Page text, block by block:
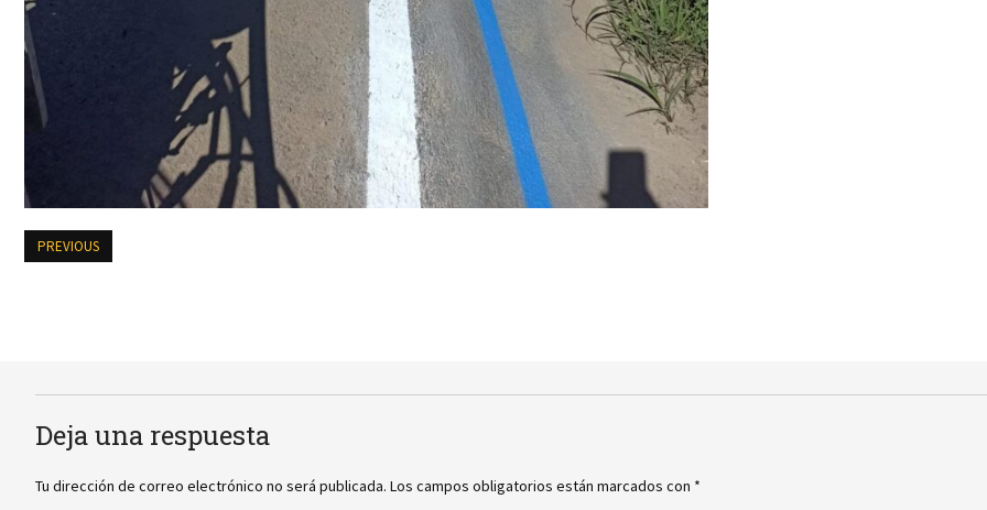
PREVIOUS
Deja una respuesta
Tu dirección de correo electrónico no será publicada. Los campos obligatorios están marcados con *